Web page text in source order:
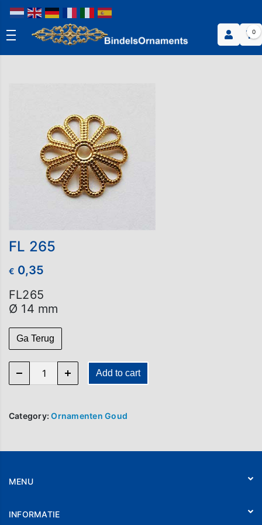
0
FL 265
€ 0,35
FL265
Ø 14 mm
Ga Terug
FL 265 quantity Add to cart
Category:Ornamenten Goud
MENU
Webshop
INFORMATIE